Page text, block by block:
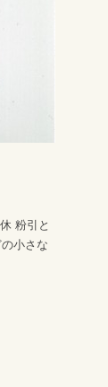
粉引と
小さな